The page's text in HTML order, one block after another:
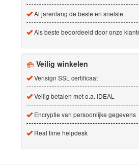
Al jarenlang de beste en snelste.
Als beste beoordeeld door onze
Veilig winkelen
Verisign SSL certificaat
Veilig betalen met o.a. iDEAL
Encryptie van persoonlijke gegevens
Real time helpdesk